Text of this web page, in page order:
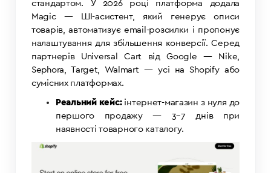
стандартом. У 2026 році платформа додала
Magic — ШІ-асистент, який генерує описи
товарів, автоматизує email-розсилки і пропонує
налаштування для збільшення конверсії. Серед
партнерів Universal Cart від Google — Nike,
Sephora, Target, Walmart — усі на Shopify або
сумісних платформах.
Реальний кейс:інтернет-магазин з нуля до
першого продажу — 3–7 днів при
наявності товарного каталогу.